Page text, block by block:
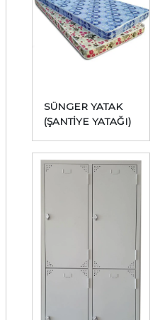
SÜNGER YATAK
(ŞANTİYE YATAĞI)